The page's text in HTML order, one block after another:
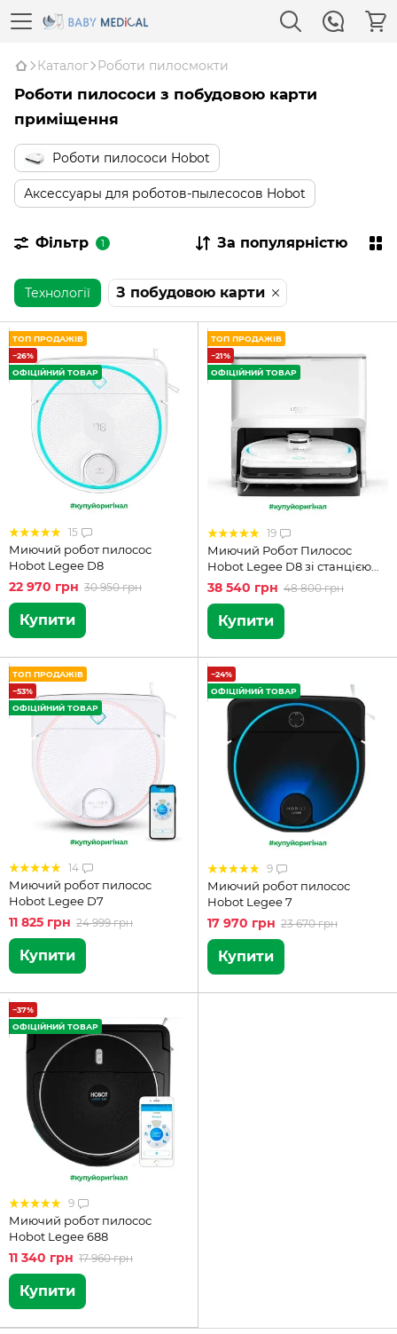
Каталог Роботи пилосмокти
Роботи пилососи з побудовою карти
приміщення
Роботи пилососи Hobot
Аксессуары для роботов-пылесосов Hobot
Фільтр 1 За популярністю
Технології З побудовою карти
ТОП ПРОДАЖІВ
−26%
ОФІЦІЙНИЙ ТОВАР
15
Миючий робот пилосос
Hobot Legee D8
22 970 грн 30 950 грн
Купити
ТОП ПРОДАЖІВ
−21%
ОФІЦІЙНИЙ ТОВАР
19
Миючий Робот Пилосос
Hobot Legee D8 зі станцією
LuLu
38 540 грн 48 800 грн
Купити
ТОП ПРОДАЖІВ
−53%
ОФІЦІЙНИЙ ТОВАР
14
Миючий робот пилосос
Hobot Legee D7
11 825 грн 24 999 грн
Купити
−24%
ОФІЦІЙНИЙ ТОВАР
9
Миючий робот пилосос
Hobot Legee 7
17 970 грн 23 670 грн
Купити
−37%
ОФІЦІЙНИЙ ТОВАР
9
Миючий робот пилосос
Hobot Legee 688
11 340 грн 17 960 грн
Купити